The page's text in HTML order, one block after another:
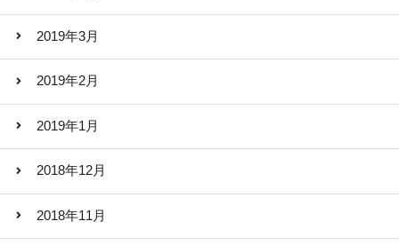
2019年3月
2019年2月
2019年1月
2018年12月
2018年11月